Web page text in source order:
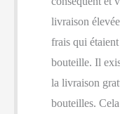
livraison
frais qui
bouteille. Il
la livraison
bouteilles.